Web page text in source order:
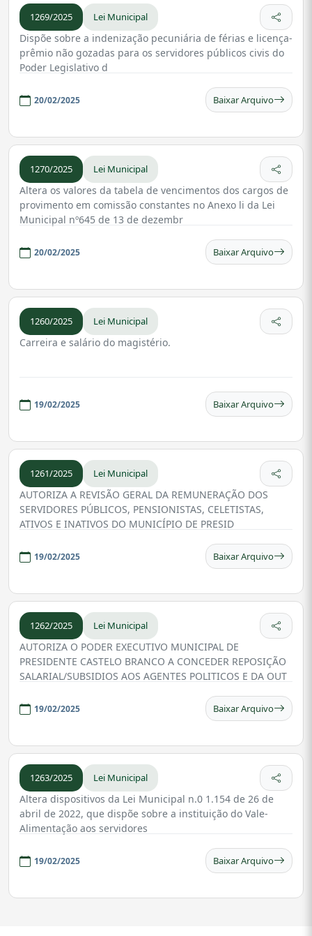
1269/2025 Lei Municipal
Dispõe sobre a indenização pecuniária de férias e licença-
prêmio não gozadas para os servidores públicos civis do
Poder Legislativo d
20/02/2025 Baixar Arquivo
1270/2025 Lei Municipal
Altera os valores da tabela de vencimentos dos cargos de
provimento em comissão constantes no Anexo li da Lei
Municipal nº645 de 13 de dezembr
20/02/2025 Baixar Arquivo
1260/2025 Lei Municipal
Carreira e salário do magistério.
19/02/2025 Baixar Arquivo
1261/2025 Lei Municipal
AUTORIZA A REVISÃO GERAL DA REMUNERAÇÃO DOS
SERVIDORES PÚBLICOS, PENSIONISTAS, CELETISTAS,
ATIVOS E INATIVOS DO MUNICÍPIO DE PRESID
19/02/2025 Baixar Arquivo
1262/2025 Lei Municipal
AUTORIZA O PODER EXECUTIVO MUNICIPAL DE
PRESIDENTE CASTELO BRANCO A CONCEDER REPOSIÇÃO
SALARIAL/SUBSIDIOS AOS AGENTES POLITICOS E DA OUT
19/02/2025 Baixar Arquivo
1263/2025 Lei Municipal
Altera dispositivos da Lei Municipal n.0 1.154 de 26 de
abril de 2022, que dispõe sobre a instituição do Vale-
Alimentação aos servidores
19/02/2025 Baixar Arquivo